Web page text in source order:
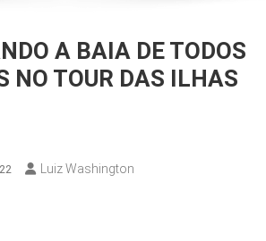
A BAIA DE TODOS
NO TOUR DAS ILHAS
Luiz Washington